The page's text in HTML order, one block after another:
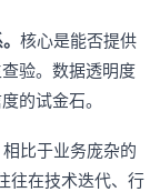
核心是能否提供
验。数据透明度
的试金石。
相比于业务庞杂的
往在技术迭代、行